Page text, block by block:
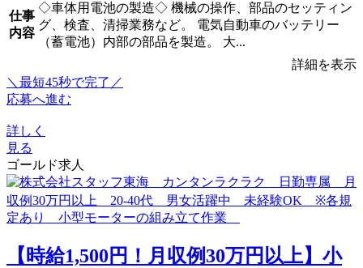
仕事
内容
◇車体用電池の製造◇ 機械の操作、部品のセッティン
グ、検査、清掃業務など。 電気自動車のバッテリー
（蓄電池）内部の部品を製造。 大...
詳細を表示
＼最短45秒で完了／
応募へ進む
詳しく
見る
ゴールド求人
【時給1,500円！月収例30万円以上】小